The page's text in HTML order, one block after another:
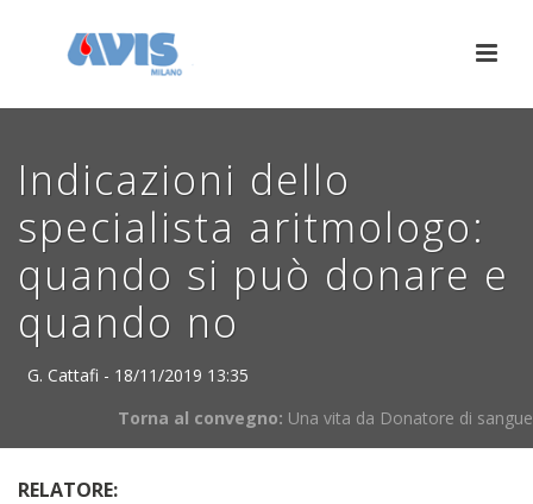
Indicazioni dello
specialista aritmologo:
quando si può donare e
quando no
G. Cattafi - 18/11/2019 13:35
Torna al convegno: Una vita da Donatore di sangue
RELATORE: